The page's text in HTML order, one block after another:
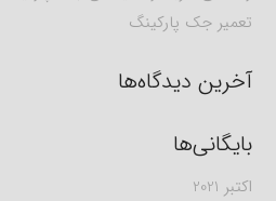
تعمیر جک پارکینگ
آخرین دیدگاه‌ها
بایگانی‌ها
اکتبر 2021